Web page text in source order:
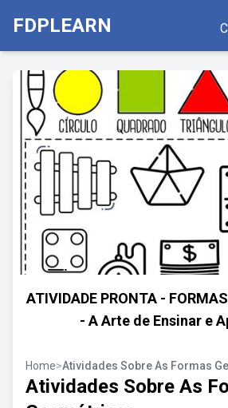
FDPLEARN
ATIVIDADE PRONTA -
- A Arte de Ensinar e
Home>Atividades Sobre As Formas
Atividades Sobre As